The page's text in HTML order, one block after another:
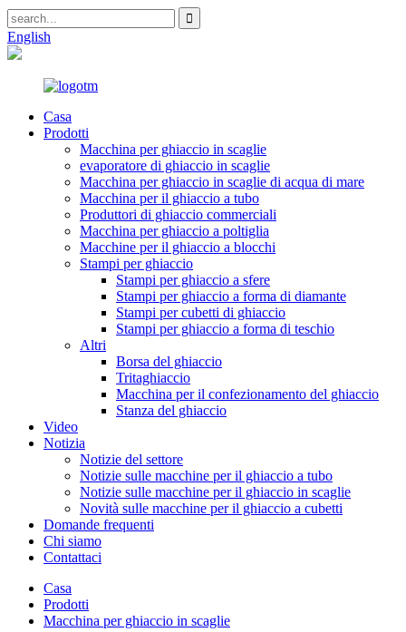
English
Casa
Prodotti
Macchina per ghiaccio in scaglie
evaporatore di ghiaccio in scaglie
Macchina per ghiaccio in scaglie di acqua di mare
Macchina per il ghiaccio a tubo
Produttori di ghiaccio commerciali
Macchina per ghiaccio a poltiglia
Macchine per il ghiaccio a blocchi
Stampi per ghiaccio
Stampi per ghiaccio a sfere
Stampi per ghiaccio a forma di diamante
Stampi per cubetti di ghiaccio
Stampi per ghiaccio a forma di teschio
Altri
Borsa del ghiaccio
Tritaghiaccio
Macchina per il confezionamento del ghiaccio
Stanza del ghiaccio
Video
Notizia
Notizie del settore
Notizie sulle macchine per il ghiaccio a tubo
Notizie sulle macchine per il ghiaccio in scaglie
Novità sulle macchine per il ghiaccio a cubetti
Domande frequenti
Chi siamo
Contattaci
Casa
Prodotti
Macchina per ghiaccio in scaglie